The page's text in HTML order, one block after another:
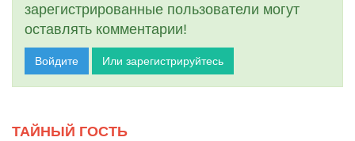
зарегистрированные пользователи могут
оставлять комментарии!
Войдите Или зарегистрируйтесь
ТАЙНЫЙ ГОСТЬ